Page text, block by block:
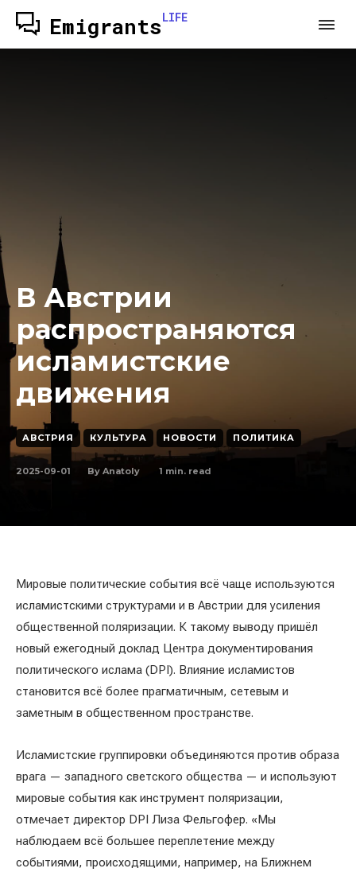
EmigrantsLIFE
В Австрии
распространяются
исламистские
движения
АВСТРИЯ КУЛЬТУРА НОВОСТИ ПОЛИТИКА
2025-09-01 By Anatoly 1 min. read
Мировые политические события всё чаще используются
исламистскими структурами и в Австрии для усиления
общественной поляризации. К такому выводу пришёл
новый ежегодный доклад Центра документирования
политического ислама (DPI). Влияние исламистов
становится всё более прагматичным, сетевым и
заметным в общественном пространстве.
Исламистские группировки объединяются против образа
врага — западного светского общества — и используют
мировые события как инструмент поляризации,
отмечает директор DPI Лиза Фельгофер. «Мы
наблюдаем всё большее переплетение между
событиями, происходящими, например, на Ближнем